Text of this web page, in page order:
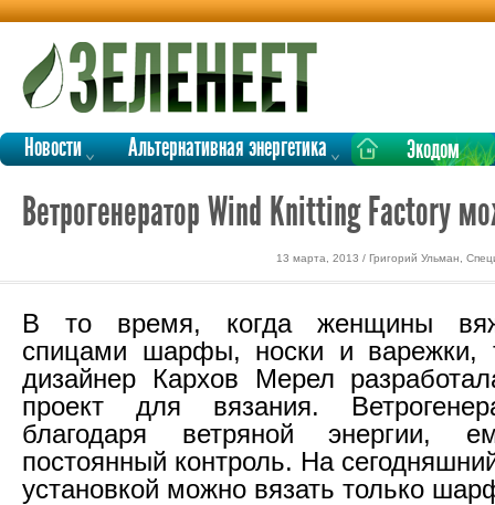
Новости Альтернативная энергетика Экодом
Ветрогенератор Wind Knitting Factory
13 марта, 2013 / Григорий Ульман,
В то время, когда женщины
спицами шарфы, носки и варежки,
дизайнер Кархов Мерел
проект для вязания.
благодаря ветряной энергии,
постоянный контроль. На
установкой можно вязать только